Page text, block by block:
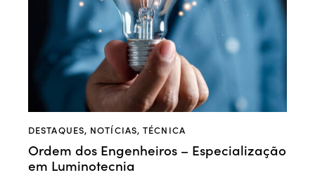
DESTAQUES, NOTÍCIAS,TÉCNICA
Ordem dos Engenheiros – Especialização
em Luminotecnia